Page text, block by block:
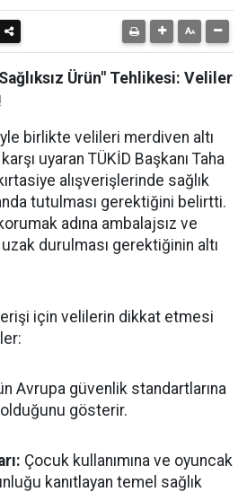
Ürün" Tehlikesi: Veliler
birlikte velileri merdiven altı
uyaran TÜKİD Başkanı Taha
alışverişlerinde sağlık
tutulması gerektiğini belirtti.
adına ambalajsız ve
durulması gerektiğinin altı
için velilerin dikkat etmesi
Avrupa güvenlik standartlarına
gösterir.
Çocuk kullanımına ve oyuncak
kanıtlayan temel sağlık